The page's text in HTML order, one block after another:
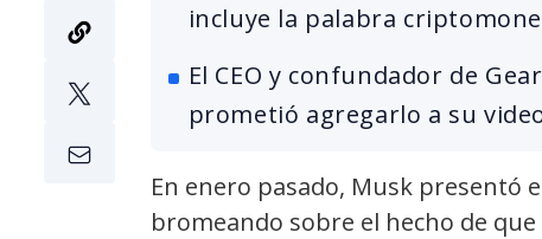
incluye la palabra
El CEO y confundador de
prometió agregarlo a su
En enero pasado, Musk presentó
bromeando sobre el hecho de